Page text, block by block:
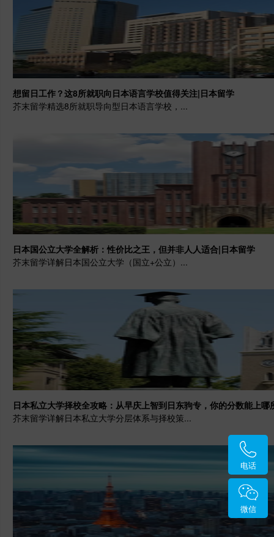
想留日工作？这8所就职向日本语言学校值得关注|日本留学
芥末留学精选8所就职导向型日本语言学校，...
日本国公立大学全解析：性价比之王，但并非人人适合|日本留学
芥末留学详解日本国公立大学（国立+公立）...
日本私立大学择校全攻略：从早庆上智到日东驹专，你的分数能上哪
芥末留学详解日本私立大学分层体系与择校策...
电话
微信